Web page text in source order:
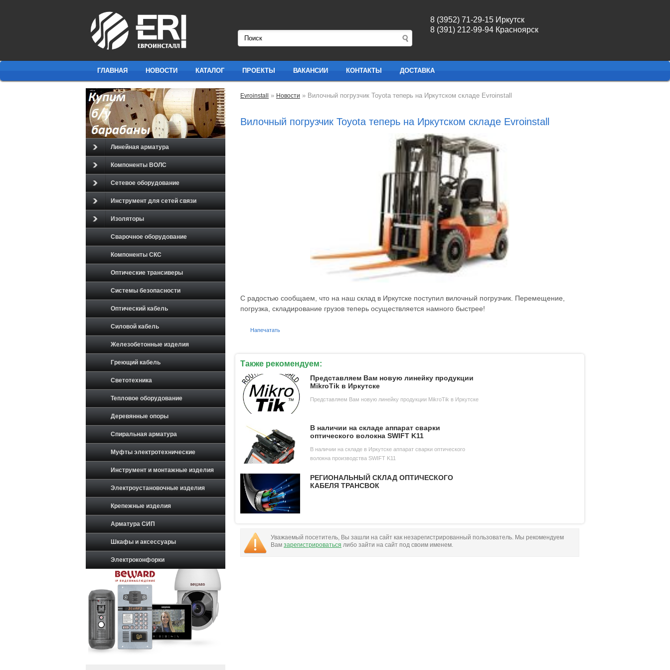
8 (3952) 71-29-15 Иркутск
8 (391) 212-99-94 Красноярск
ГЛАВНАЯ НОВОСТИ КАТАЛОГ ПРОЕКТЫ ВАКАНСИИ КОНТАКТЫ ДОСТАВКА
Evroinstall » Новости » Вилочный погрузчик Toyota теперь на Иркутском складе Evroinstall
Вилочный погрузчик Toyota теперь на Иркутском складе Evroinstall
С радостью сообщаем, что на наш склад в Иркутске поступил вилочный погрузчик. Перемещение,
погрузка, складирование грузов теперь осуществляется намного быстрее!
Напечатать
Также рекомендуем:
Представляем Вам новую линейку продукции
MikroTik в Иркутске
Представляем Вам новую линейку продукции MikroTik в Иркутске
В наличии на складе аппарат сварки
оптического волокна SWIFT K11
В наличии на складе в Иркутске аппарат сварки оптического
волокна производства SWIFT K11
РЕГИОНАЛЬНЫЙ СКЛАД ОПТИЧЕСКОГО
КАБЕЛЯ ТРАНСВОК
Уважаемый посетитель, Вы зашли на сайт как незарегистрированный пользователь. Мы рекомендуем
Вам зарегистрироваться либо зайти на сайт под своим именем.
Линейная арматура
Компоненты ВОЛС
Сетевое оборудование
Инструмент для сетей связи
Изоляторы
Сварочное оборудование
Компоненты СКС
Оптические трансиверы
Системы безопасности
Оптический кабель
Силовой кабель
Железобетонные изделия
Греющий кабель
Светотехника
Тепловое оборудование
Деревянные опоры
Спиральная арматура
Муфты электротехнические
Инструмент и монтажные изделия
Электроустановочные изделия
Крепежные изделия
Арматура СИП
Шкафы и аксессуары
Электроконфорки